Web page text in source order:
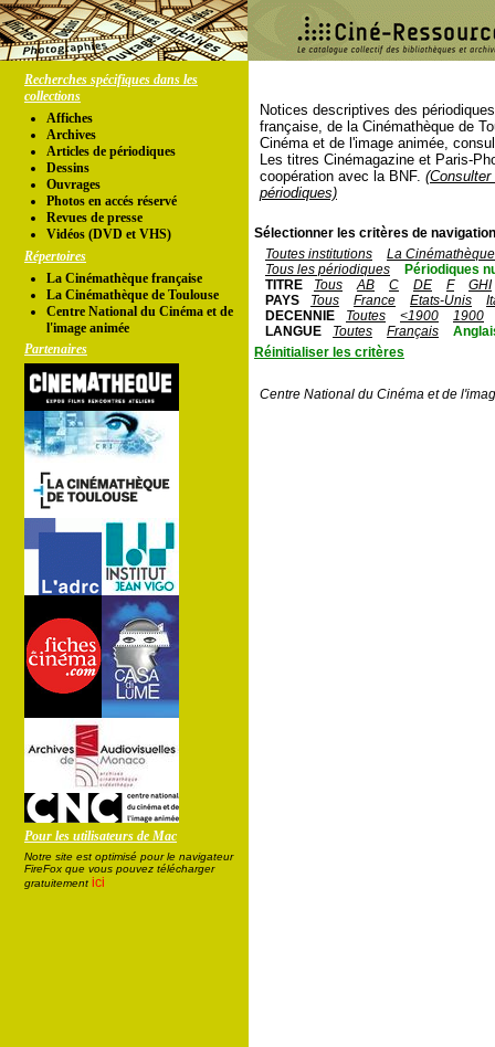
Recherches spécifiques dans les
collections
Affiches
Archives
Articles de périodiques
Dessins
Ouvrages
Photos en accés réservé
Revues de presse
Vidéos (DVD et VHS)
Répertoires
La Cinémathèque française
La Cinémathèque de Toulouse
Centre National du Cinéma et de
l'image animée
Partenaires
Pour les utilisateurs de Mac
Notre site est optimisé pour le navigateur
FireFox que vous pouvez télécharger
gratuitement ici
Notices descriptives des
française, de la Cinémathèque de
Cinéma et de l'image animée,
Les titres Cinémagazine et Paris-
coopération avec la BNF.
périodiques)
Sélectionner les critères de
Toutes institutions
La
Tous les périodiques
Périodiques
TITRE
Tous AB C DE F
GHI
PAYS
Tous France Etats-Unis
DECENNIE
Toutes <1900
1900
LANGUE
Toutes Français
Réinitialiser les critères
Centre National du Cinéma et de